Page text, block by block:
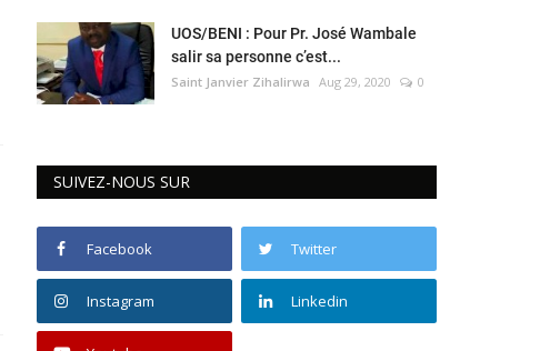
UOS/BENI : Pour Pr. José Wambale
salir sa personne c’est...
Saint Janvier Zihalirwa Aug 29, 2020 0
SUIVEZ-NOUS SUR
Facebook Twitter
Instagram Linkedin